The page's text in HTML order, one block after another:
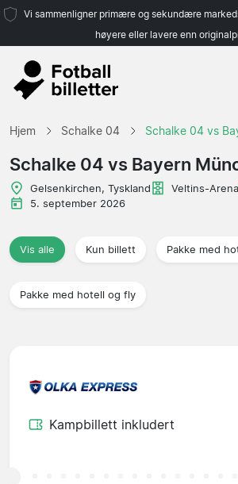
Vi sammenligner primære og sekundære
høyere eller lavere enn
Hjem Schalke 04 Schalke 04 vs
Schalke 04 vs Bayern
Gelsenkirchen, Tyskland Veltins-Arena
5. september 2026
Vis alle Kun billett Pakke med
Pakke med hotell og fly
Kampbillett inkludert